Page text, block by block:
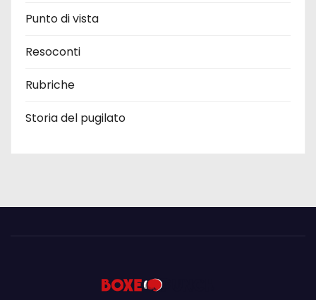
Punto di vista
Resoconti
Rubriche
Storia del pugilato